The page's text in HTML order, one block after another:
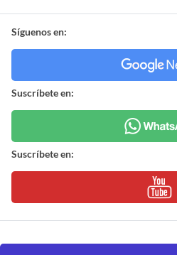
Síguenos en:
Suscríbete en:
Suscríbete en: